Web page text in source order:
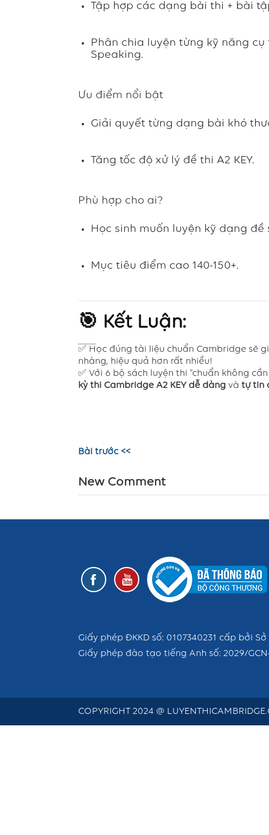
Tập hợp các dạng bài thi + bài
Phân chia luyện từng kỹ năng
Speaking.
Ưu điểm nổi bật
Giải quyết từng dạng bài khó
Tăng tốc độ xử lý đề thi A2 KEY.
Phù hợp cho ai?
Học sinh muốn luyện kỹ dạng đề
Mục tiêu điểm cao 140-150+.
🎯 Kết Luận:
✅ Học đúng tài liệu chuẩn Cambridge sẽ
nhàng, hiệu quả hơn rất nhiều!
✅ Với 6 bộ sách luyện thi “chuẩn không
kỳ thi Cambridge A2 KEY dễ dàng và tự tin
Bài trước <<
New Comment
Giấy phép ĐKKD số: 0107340231 cấp bởi
Giấy phép đào tạo tiếng Anh số: 2029/
COPYRIGHT 2024 @